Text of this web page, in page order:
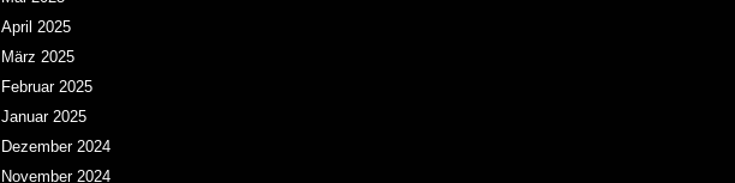
April 2025
März 2025
Februar 2025
Januar 2025
Dezember 2024
November 2024